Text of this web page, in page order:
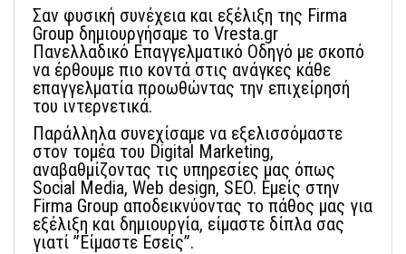
Σαν φυσική συνέχεια και εξέλιξη της Firma
Group δημιουργήσαμε το Vresta.gr
Πανελλαδικό Επαγγελματικό Οδηγό με σκοπό
να έρθουμε πιο κοντά στις ανάγκες κάθε
επαγγελματία προωθώντας την επιχείρησή
του ιντερνετικά.
Παράλληλα συνεχίσαμε να εξελισσόμαστε
στον τομέα του Digital Marketing,
αναβαθμίζοντας τις υπηρεσίες μας όπως
Social Media, Web design, SEO. Εμείς στην
Firma Group αποδεικνύοντας το πάθος μας για
εξέλιξη και δημιουργία, είμαστε δίπλα σας
γιατί ”Eίμαστε Εσείς”.